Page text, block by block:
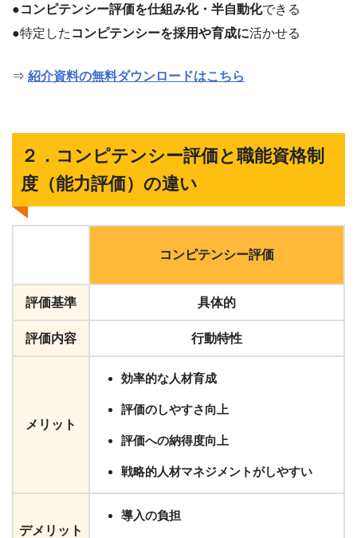
●コンピテンシー評価を仕組み化・半自動化できる
●特定した コンピテンシーを採用や育成に活かせる
⇒ 紹介資料の無料ダウンロードはこちら
２．コンピテンシー評価と職能資格制
度（能力評価）の違い
コンピテンシー評価
評価基準 具体的
評価内容 行動特性
メリット
効率的な人材育成
評価のしやすさ向上
評価への納得度向上
戦略的人材マネジメントがしやすい
デメリット
導入の負担